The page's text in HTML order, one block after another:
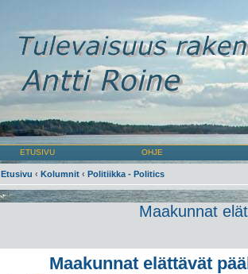
ETUSIVU OHJE
Etusivu ‹ Kolumnit ‹ Politiikka - Politics
Maakunnat
Maakunnat elättävät